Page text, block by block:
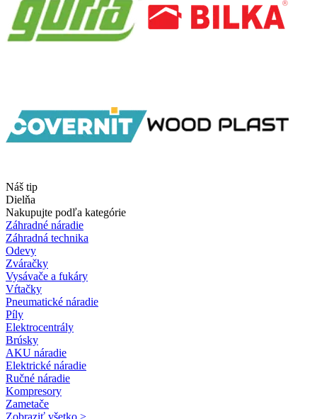
Náš tip
Dielňa
Nakupujte podľa kategórie
Záhradné náradie
Záhradná technika
Odevy
Zváračky
Vysávače a fukáry
Vŕtačky
Pneumatické náradie
Píly
Elektrocentrály
Brúsky
AKU náradie
Elektrické náradie
Ručné náradie
Kompresory
Zametače
Zobraziť všetko >